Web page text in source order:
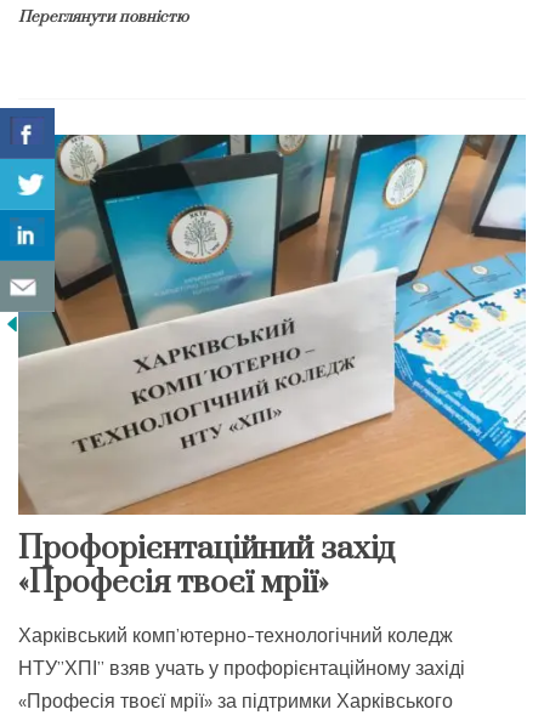
Переглянути повністю
Профорієнтаційний захід
«Професія твоєї мрії»
Харківський комп’ютерно-технологічний коледж
НТУ”ХПІ” взяв учать у профорієнтаційному західі
«Професія твоєї мрії» за підтримки Харківського